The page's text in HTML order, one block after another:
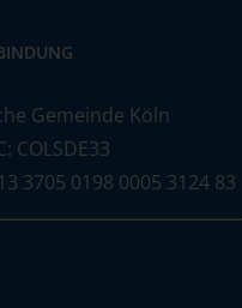
Gemeinde Köln
COLSDE33
3705 0198 0005 3124 83